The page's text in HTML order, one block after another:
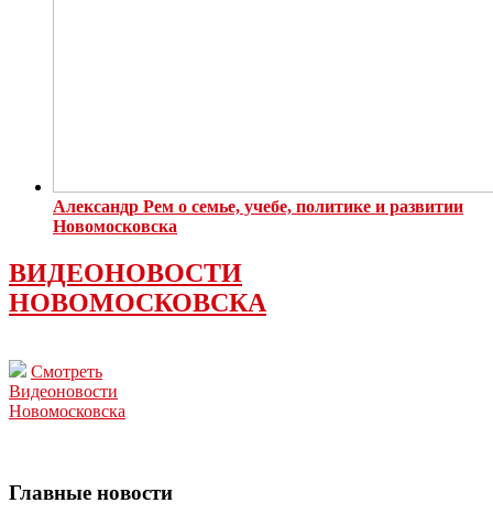
Александр Рем о семье, учебе, политике и развитии
Новомосковска
ВИДЕОНОВОСТИ
НОВОМОСКОВСКА
Смотреть
Видеоновости
Новомосковска
Главные новости